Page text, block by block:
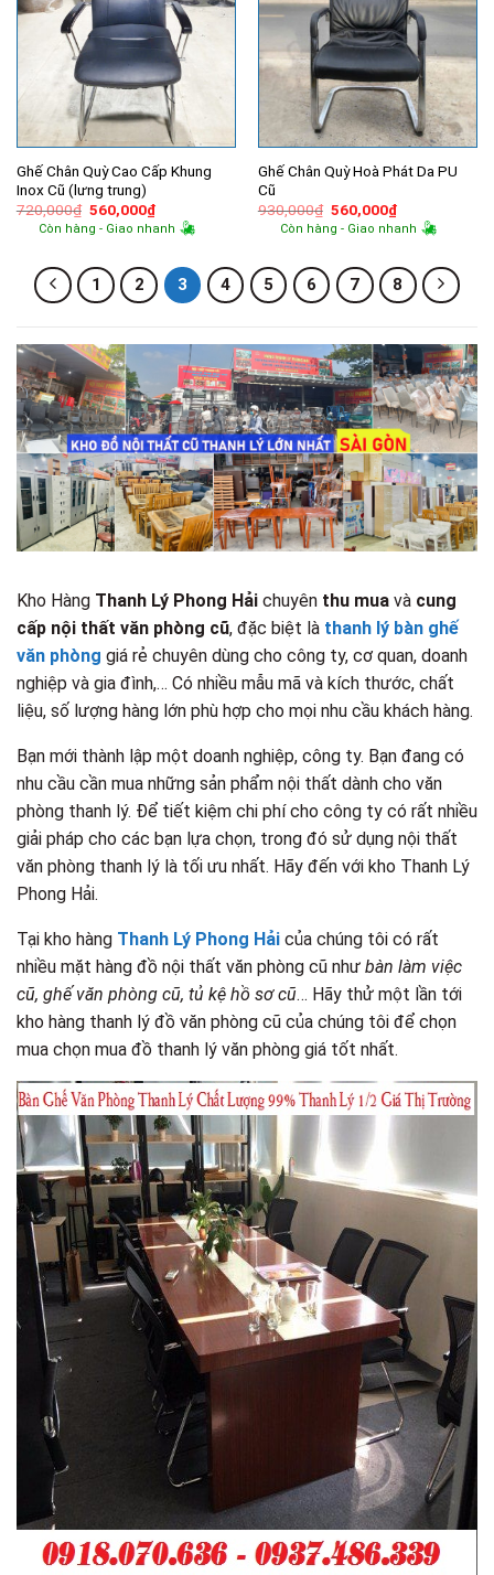
Ghế Chân Quỳ Cao Cấp Khung
Inox Cũ (lưng trung)
720,000₫ Giá
gốc
là:
560,000₫Giá
hiện
tại
560,000₫.
Còn hàng - Giao nhanh
Ghế Chân Quỳ Hoà Phát Da PU
Cũ
930,000₫ Giá
gốc
là:
560,000₫Giá
hiện
tại
560,000₫.
Còn hàng - Giao nhanh
1 2 3 4 5 6 7 8
Kho Hàng Thanh Lý Phong Hải chuyên thu mua và cung
cấp nội thất văn phòng cũ, đặc biệt là thanh lý bàn ghế
văn phòng giá rẻ chuyên dùng cho công ty, cơ quan, doanh
nghiệp và gia đình,… Có nhiều mẫu mã và kích thước, chất
liệu, số lượng hàng lớn phù hợp cho mọi nhu cầu khách hàng.
Bạn mới thành lập một doanh nghiệp, công ty. Bạn đang có
nhu cầu cần mua những sản phẩm nội thất dành cho văn
phòng thanh lý. Để tiết kiệm chi phí cho công ty có rất nhiều
giải pháp cho các bạn lựa chọn, trong đó sử dụng nội thất
văn phòng thanh lý là tối ưu nhất. Hãy đến với kho Thanh Lý
Phong Hải.
Tại kho hàng Thanh Lý Phong Hải của chúng tôi có rất
nhiều mặt hàng đồ nội thất văn phòng cũ như bàn làm việc
cũ, ghế văn phòng cũ, tủ kệ hồ sơ cũ… Hãy thử một lần tới
kho hàng thanh lý đồ văn phòng cũ của chúng tôi để chọn
mua chọn mua đồ thanh lý văn phòng giá tốt nhất.